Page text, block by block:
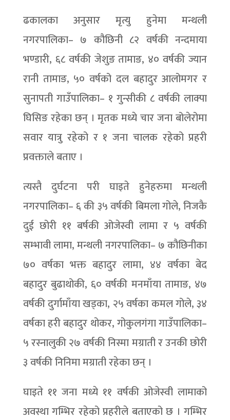
ढकालका अनुसार मृत्यु हुनेमा मन्थली
नगरपालिका– ७ कौछिनी ८२ वर्षकी नन्दमाया
भण्डारी, ६८ वर्षकी जेशुङ तामाङ, ४० वर्षकी ज्यान
रानी तामाङ, ५० वर्षको दल बहादुर आलोमगर र
सुनापती गाउँपालिका– १ गुन्सीकी ८ वर्षकी लाक्पा
घिसिङ रहेका छन् । मृतक मध्ये चार जना बोलेरोमा
सवार यात्रु रहेको र १ जना चालक रहेको प्रहरी
प्रवक्ताले बताए ।
त्यस्तै दुर्घटना परी घाइते हुनेहरुमा मन्थली
नगरपालिका– ६ की ३५ वर्षकी बिमला गोले, निजकै
दुई छोरी ११ बर्षकी ओजेस्वी लामा र ५ वर्षकी
सम्भावी लामा, मन्थली नगरपालिका– ७ कौछिनीका
७० वर्षका भक्त बहादुर लामा, ४४ वर्षका बेद
बहादुर बुढाथोकी, ६० वर्षकी मनमाँया तामाङ, ४७
वर्षकी दुर्गामाँया खड्का, २५ वर्षका कमल गोले, ३४
वर्षका हरी बहादुर थोकर, गोकुलगंगा गाउँपालिका–
५ रस्नालुकी २७ वर्षकी निस्मा मग्राती र उनकी छोरी
३ वर्षकी निनिमा मग्राती रहेका छन् ।
घाइते ११ जना मध्ये ११ वर्षकी ओजेस्वी लामाको
अवस्था गम्भिर रहेको प्रहरीले बताएको छ । गम्भिर